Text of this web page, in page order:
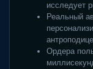
исследует
Реальный
Ордера